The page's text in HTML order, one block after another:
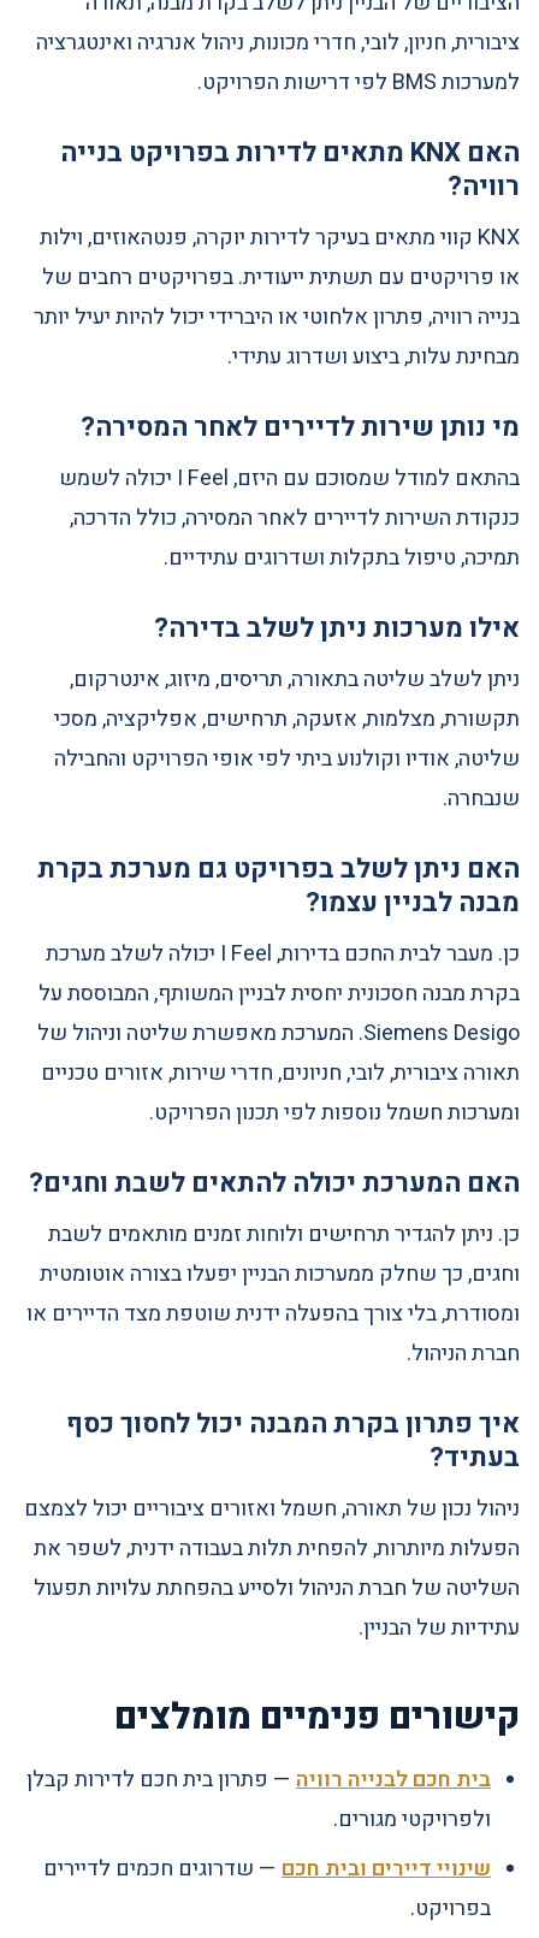
ציבורית, חניון, לובי, חדרי מכונות, ניהול אנרגיה ואינטגרציה
למערכות BMS לפי דרישות הפרויקט.
האם KNX מתאים לדירות בפרויקט בנייה
רוויה?
KNX קווי מתאים בעיקר לדירות יוקרה, פנטהאוזים, וילות
או פרויקטים עם תשתית ייעודית. בפרויקטים רחבים של
בנייה רוויה, פתרון אלחוטי או היברידי יכול להיות יעיל יותר
מבחינת עלות, ביצוע ושדרוג עתידי.
מי נותן שירות לדיירים לאחר המסירה?
בהתאם למודל שמסוכם עם היזם, I Feel יכולה לשמש
כנקודת השירות לדיירים לאחר המסירה, כולל הדרכה,
תמיכה, טיפול בתקלות ושדרוגים עתידיים.
אילו מערכות ניתן לשלב בדירה?
ניתן לשלב שליטה בתאורה, תריסים, מיזוג, אינטרקום,
תקשורת, מצלמות, אזעקה, תרחישים, אפליקציה, מסכי
שליטה, אודיו וקולנוע ביתי לפי אופי הפרויקט והחבילה
שנבחרה.
האם ניתן לשלב בפרויקט גם מערכת בקרת
מבנה לבניין עצמו?
כן. מעבר לבית החכם בדירות, I Feel יכולה לשלב מערכת
בקרת מבנה חסכונית יחסית לבניין המשותף, המבוססת על
Siemens Desigo. המערכת מאפשרת שליטה וניהול של
תאורה ציבורית, לובי, חניונים, חדרי שירות, אזורים טכניים
ומערכות חשמל נוספות לפי תכנון הפרויקט.
האם המערכת יכולה להתאים לשבת וחגים?
כן. ניתן להגדיר תרחישים ולוחות זמנים מותאמים לשבת
וחגים, כך שחלק ממערכות הבניין יפעלו בצורה אוטומטית
ומסודרת, בלי צורך בהפעלה ידנית שוטפת מצד הדיירים או
חברת הניהול.
איך פתרון בקרת המבנה יכול לחסוך כסף
בעתיד?
ניהול נכון של תאורה, חשמל ואזורים ציבוריים יכול לצמצם
הפעלות מיותרות, להפחית תלות בעבודה ידנית, לשפר את
השליטה של חברת הניהול ולסייע בהפחתת עלויות תפעול
עתידיות של הבניין.
קישורים פנימיים מומלצים
בית חכם לבנייה רוויה — פתרון בית חכם לדירות קבלן
ולפרויקטי מגורים.
שינויי דיירים ובית חכם — שדרוגים חכמים לדיירים
בפרויקט.